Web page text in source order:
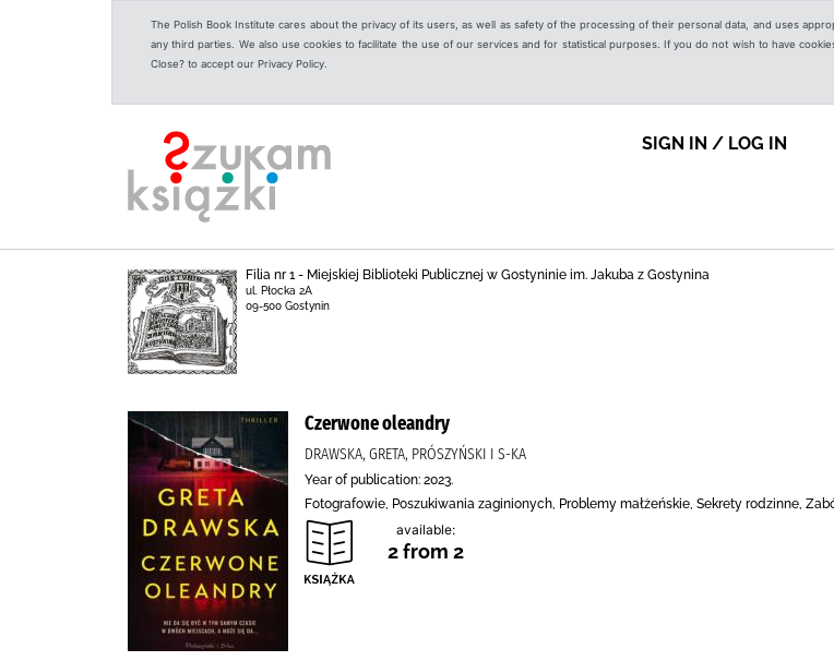
The Polish Book Institute cares about the privacy of its users, as well as safety of the processing of their personal data, and uses
any third parties. We also use cookies to facilitate the use of our services and for statistical purposes. If you do not wish to have
Close? to accept our Privacy Policy.
SIGN IN / LOG IN
Filia nr 1 - Miejskiej Biblioteki Publicznej w Gostyninie im. Jakuba z Gostynina
ul. Płocka 2A
09-500 Gostynin
Czerwone oleandry
DRAWSKA, GRETA, PRÓSZYŃSKI I S-KA
Year of publication: 2023.
Fotografowie, Poszukiwania zaginionych, Problemy małżeńskie, Sekrety rodzinne,
available:
2 from 2